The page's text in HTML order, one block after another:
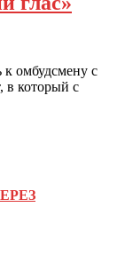
к омбудсмену с
в который с